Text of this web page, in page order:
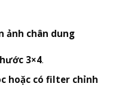
ảnh chân dung
3×4.
hoặc có filter chỉnh